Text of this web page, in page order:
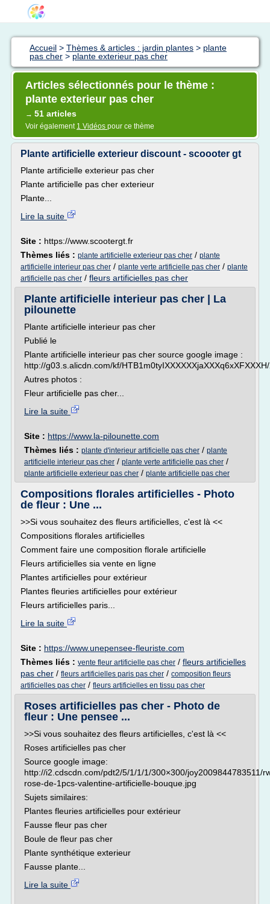
Accueil > Thèmes & articles : jardin plantes > plante
pas cher > plante exterieur pas cher
Articles sélectionnés pour le thème :
plante exterieur pas cher
→ 51 articles
Voir également 1 Vidéos pour ce thème
Plante artificielle exterieur discount - scoooter gt
Plante artificielle exterieur pas cher
Plante artificielle pas cher exterieur
Plante...
Lire la suite
Site : https://www.scootergt.fr
Thèmes liés : plante artificielle exterieur pas cher / plante
artificielle interieur pas cher / plante verte artificielle pas cher / plante
artificielle pas cher / fleurs artificielles pas cher
Plante artificielle interieur pas cher | La
pilounette
Plante artificielle interieur pas cher
Publié le
Plante artificielle interieur pas cher source google image :
http://g03.s.alicdn.com/kf/
Autres photos :
Fleur artificielle pas cher...
Lire la suite
Site : https://www.la-pilounette.com
Thèmes liés : plante d'interieur artificielle pas cher / plante
artificielle interieur pas cher / plante verte artificielle pas cher /
plante artificielle exterieur pas cher / plante artificielle pas cher
Compositions florales artificielles - Photo
de fleur : Une ...
>>Si vous souhaitez des fleurs artificielles, c'est là <<
Compositions florales artificielles
Comment faire une composition florale artificielle
Fleurs artificielles sia vente en ligne
Plantes artificielles pour extérieur
Plantes fleuries artificielles pour extérieur
Fleurs artificielles paris...
Lire la suite
Site : https://www.unepensee-fleuriste.com
Thèmes liés : vente fleur artificielle pas cher / fleurs artificielles
pas cher / fleurs artificielles paris pas cher / composition fleurs
artificielles pas cher / fleurs artificielles en tissu pas cher
Roses artificielles pas cher - Photo de
fleur : Une pensee ...
>>Si vous souhaitez des fleurs artificielles, c'est là <<
Roses artificielles pas cher
Source google image:
http://i2.cdscdn.com/pdt2/5/1/1/1/300×300/joy2009844783511/
rose-de-1pcs-valentine-artificielle-bouque.jpg
Sujets similaires:
Plantes fleuries artificielles pour extérieur
Fausse fleur pas cher
Boule de fleur pas cher
Plante synthétique exterieur
Fausse plante...
Lire la suite